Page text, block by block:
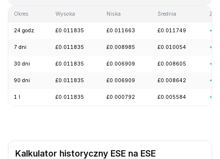
Okres Wysoka Niska Średnia
24 godz. £0.011835 £0.011663 £0.011749
7 dni £0.011835 £0.008985 £0.010054
30 dni £0.011835 £0.006909 £0.008605
90 dni £0.011835 £0.006909 £0.008642
1 l £0.011835 £0.000792 £0.005584
Kalkulator historyczny ESE na ESE